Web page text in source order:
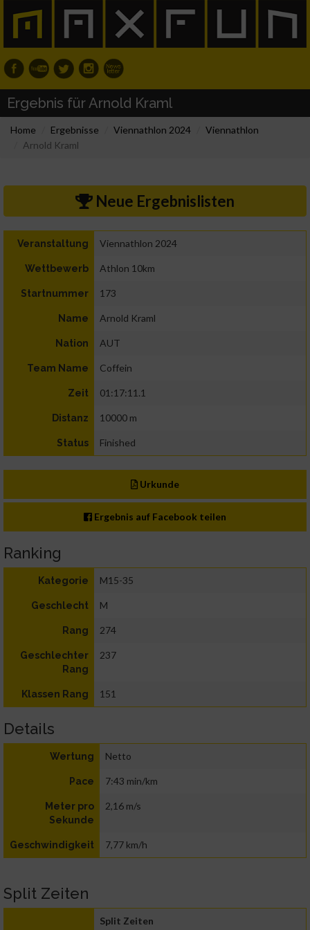
Ergebnis für Arnold Kraml
Home Ergebnisse Viennathlon 2024
Viennathlon
Arnold Kraml
Neue Ergebnislisten
Veranstaltung Viennathlon 2024
Wettbewerb Athlon 10km
Startnummer 173
Name Arnold Kraml
Nation AUT
Team Name Coffein
Zeit 01:17:11.1
Distanz 10000 m
Status Finished
Urkunde
Ergebnis auf Facebook teilen
Ranking
Kategorie M15-35
Geschlecht M
Rang 274
Geschlechter
Rang
237
Klassen Rang 151
Details
Wertung Netto
Pace 7:43 min/km
Meter pro
Sekunde
2,16 m/s
Geschwindigkeit 7,77 km/h
Split Zeiten
Split Zeiten